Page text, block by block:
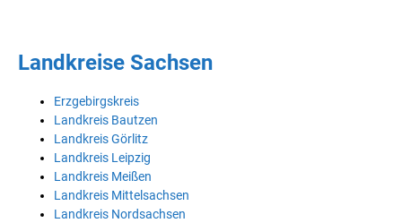
Landkreise Sachsen
Erzgebirgskreis
Landkreis Bautzen
Landkreis Görlitz
Landkreis Leipzig
Landkreis Meißen
Landkreis Mittelsachsen
Landkreis Nordsachsen